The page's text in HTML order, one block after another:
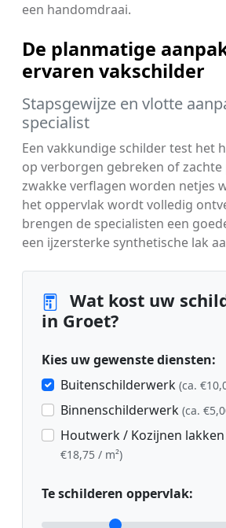
een handomdraai.
De planmatige
ervaren vakschilder
Stapsgewijze en vlotte
specialist
Een vakkundige schilder test het
op verborgen gebreken of zachte
zwakke verflagen worden netjes
het oppervlak wordt volledig
brengen de specialisten een
een ijzersterke synthetische lak
Wat kost uw
in Groet?
Kies uw gewenste diensten:
Buitenschilderwerk (ca.
Binnenschilderwerk (ca.
Houtwerk / Kozijnen lakken
€18,75 / m²)
Te schilderen oppervlak: